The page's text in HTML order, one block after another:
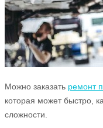
Можно заказать ремонт
которая может быстро,
сложности.